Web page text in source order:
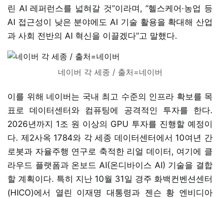
린 AI 레퍼런스를 넓혀갈 것”이라며, “헬스케어·농업 등
AI 접근성이 낮은 분야에도 AI 기술 활용을 확대해 산업
과 사회 전반의 AI 혁신을 이끌겠다”고 말했다.
네이버 각 세종 / 출처=네이버
이를 위해 네이버는 국내 최고 수준의 인프라 확보를 목
표로 데이터센터와 컴퓨팅에 공격적인 투자를 한다.
2026년까지 1조 원 이상의 GPU 투자를 진행할 예정이
다. 제2사옥 1784와 각 세종 데이터센터에서 10여년 간
로봇과 자율주행 연구로 축적한 리얼 데이터, 여기에 클
라우드 플랫폼과 온보드 AI(온디바이스 AI) 기술을 결합
할 계획이다. 특히 지난 10월 31일 경주 화백컨벤션센터
(HICO)에서 열린 이재명 대통령과 젠슨 황 엔비디아